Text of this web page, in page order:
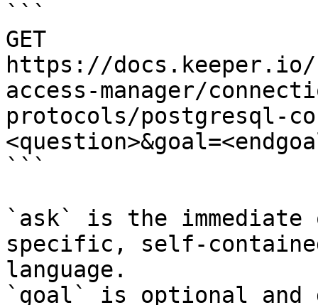
```
GET
https://
access-manager/
protocols/postgresql-
```
`ask` is the
specific, self-
language.
`goal` is optional and